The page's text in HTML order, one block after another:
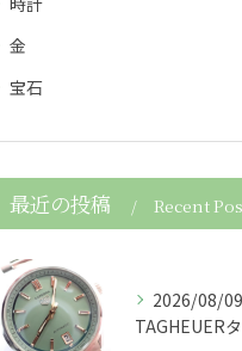
金
宝石
最近の投稿 Recent
2026/08/09